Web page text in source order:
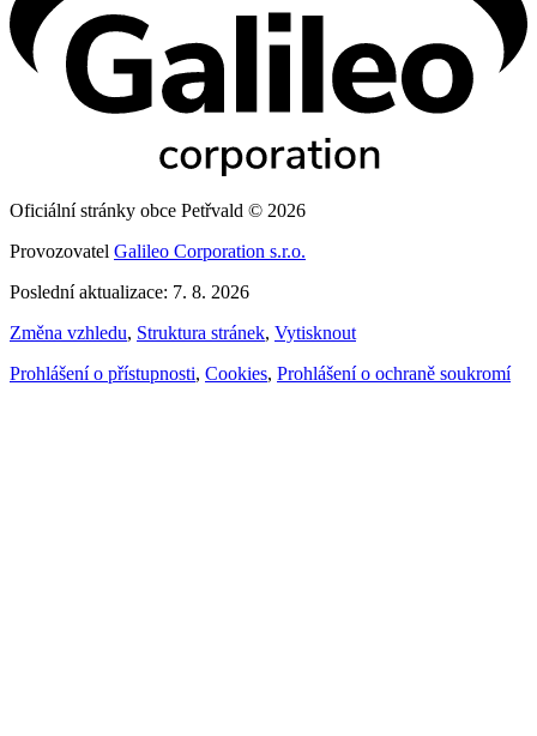
Oficiální stránky obce Petřvald © 2026
Provozovatel Galileo Corporation s.r.o.
Poslední aktualizace: 7. 8. 2026
Změna vzhledu, Struktura stránek, Vytisknout
Prohlášení o přístupnosti, Cookies, Prohlášení o ochraně soukromí